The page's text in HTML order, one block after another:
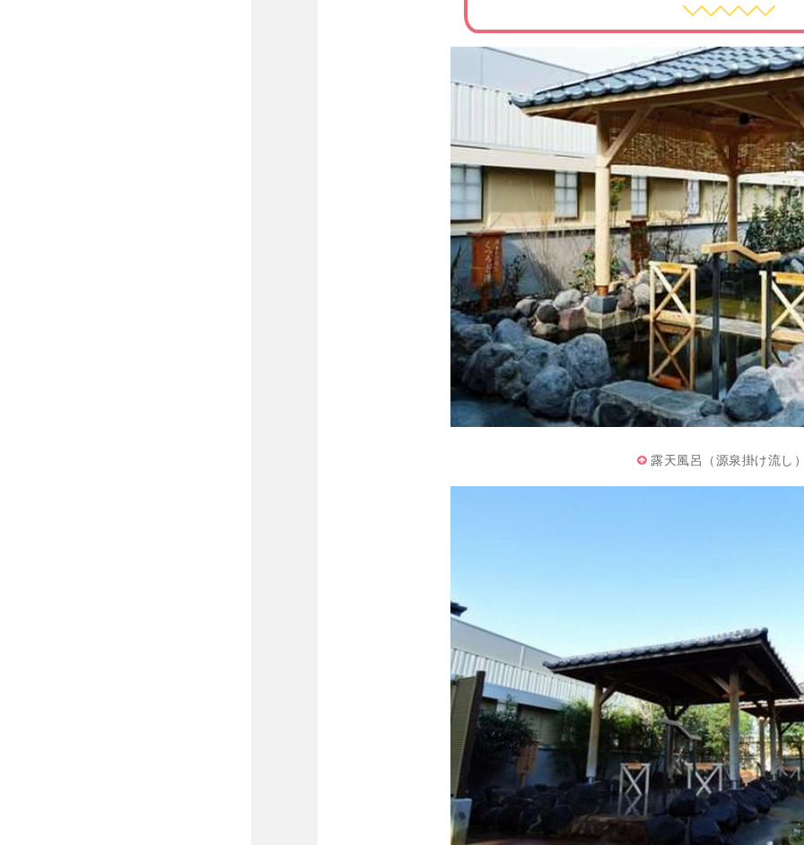
露天風呂（源泉掛け流し